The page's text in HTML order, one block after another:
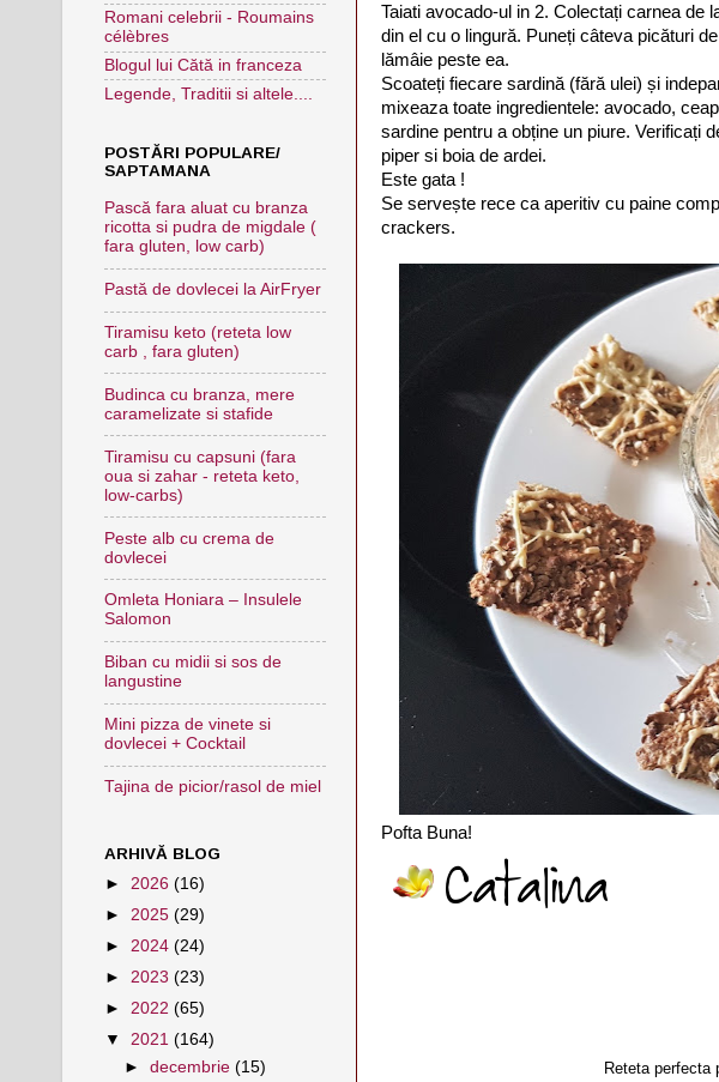
Taiati avocado-ul in 2. Colectați carnea de
din el cu o lingură. Puneți câteva picături
lămâie peste ea.
Scoateți fiecare sardină (fără ulei) și
mixeaza toate ingredientele: avocado,
sardine pentru a obține un piure. Verificați
piper si boia de ardei.
Este gata !
Se servește rece ca aperitiv cu paine
crackers.
Pofta Buna!
Reteta perfecta
Romani celebrii - Roumains
célèbres
Blogul lui Cătă in franceza
Legende, Traditii si altele....
POSTĂRI POPULARE/
SAPTAMANA
Pască fara aluat cu branza
ricotta si pudra de migdale (
fara gluten, low carb)
Pastă de dovlecei la AirFryer
Tiramisu keto (reteta low
carb , fara gluten)
Budinca cu branza, mere
caramelizate si stafide
Tiramisu cu capsuni (fara
oua si zahar - reteta keto,
low-carbs)
Peste alb cu crema de
dovlecei
Omleta Honiara – Insulele
Salomon
Biban cu midii si sos de
langustine
Mini pizza de vinete si
dovlecei + Cocktail
Tajina de picior/rasol de miel
ARHIVĂ BLOG
► 2026 (16)
► 2025 (29)
► 2024 (24)
► 2023 (23)
► 2022 (65)
▼ 2021 (164)
►decembrie(15)